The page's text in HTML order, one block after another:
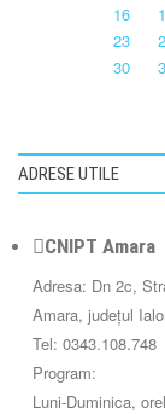
16
23
30
ADRESE UTILE
CNIPT Amara
Adresa: Dn 2c,
Amara, județul
Tel: 0343.108.748
Program:
Luni-Duminica,